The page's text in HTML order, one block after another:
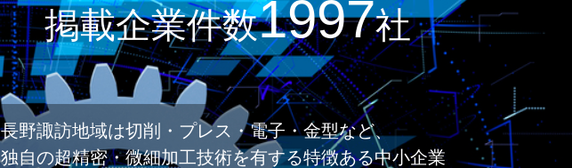
掲載企業件数1997社
長野諏訪地域は切削・プレス・電子・金型など、
独自の超精密・微細加工技術を有する特徴ある中小企業